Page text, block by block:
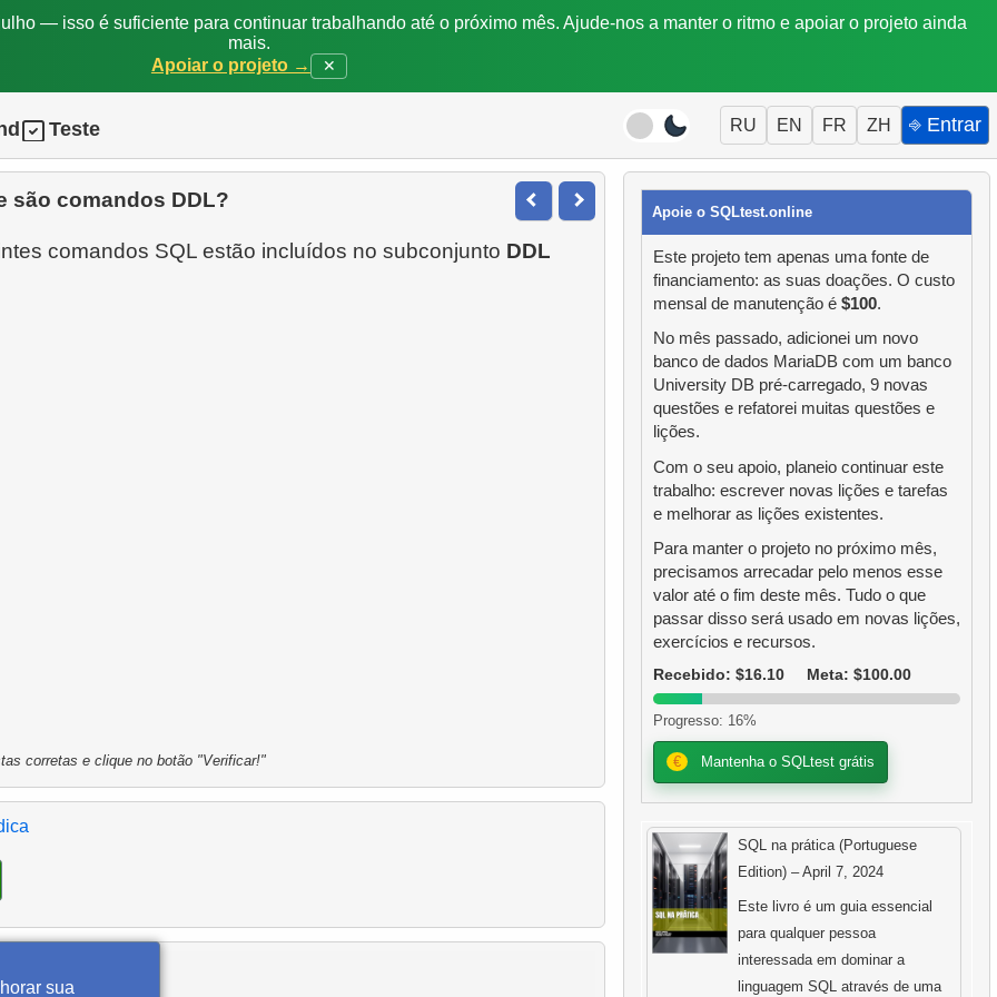
— isso é suficiente para continuar trabalhando até o próximo mês. Ajude-nos a manter o ritmo e apoiar o projeto ainda
mais.
Apoiar o projeto →
✕
Teste RU EN FR ZH ⎆ Entrar
são comandos DDL?
comandos SQL estão incluídos no subconjunto DDL
corretas e clique no botão "Verificar!"
Apoie o SQLtest.online
Este projeto tem apenas uma fonte de
financiamento: as suas doações. O custo
mensal de manutenção é $100.
No mês passado, adicionei um novo
banco de dados MariaDB com um banco
University DB pré-carregado, 9 novas
questões e refatorei muitas questões e
lições.
Com o seu apoio, planeio continuar este
trabalho: escrever novas lições e tarefas
e melhorar as lições existentes.
Para manter o projeto no próximo mês,
precisamos arrecadar pelo menos esse
valor até o fim deste mês. Tudo o que
passar disso será usado em novas lições,
exercícios e recursos.
Recebido: $16.10
Meta: $100.00
Progresso: 16%
€ Mantenha o SQLtest grátis
SQL na prática (Portuguese
Edition) – April 7, 2024
Este livro é um guia essencial
para qualquer pessoa
interessada em dominar a
linguagem SQL através de uma
sua